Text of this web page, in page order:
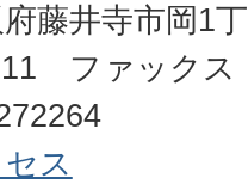
藤井寺市岡1
ファックス
ス